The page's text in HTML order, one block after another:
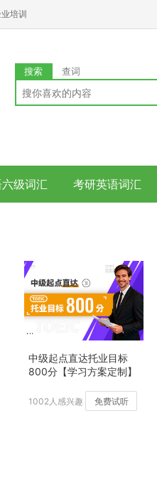
培训
搜索 查词
级词汇 考研英语词汇
中级起点直达托业目标
800分【学习方案定制】
1002人感兴趣 免费试听